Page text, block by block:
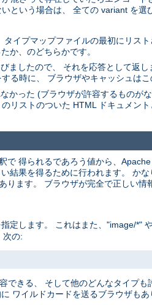
という場合は、 全ての variant を選
イプマップファイルの最初にリス
か、のどちらかです。
ましたので、 それを応答として返
る時に、 ブラウザやキャッシュは
かった (ブラウザが許容するものが
リストのついた HTML ドキュメン
で 得られるであろう値から、
結果を得るために行われます。 か
ります。 ブラウザが完全で正しい情
定します。 これはまた、"image/*"
次の:
できる、 そして他のどんなタイプ
ワイルドカードを送るブラウザも